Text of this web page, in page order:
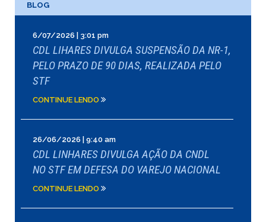
BLOG
6/07/2026 | 3:01 pm
CDL LIHARES DIVULGA SUSPENSÃO DA NR-1,
PELO PRAZO DE 90 DIAS, REALIZADA PELO
STF
CONTINUE LENDO
26/06/2026 | 9:40 am
CDL LINHARES DIVULGA AÇÃO DA CNDL
NO STF EM DEFESA DO VAREJO NACIONAL
CONTINUE LENDO